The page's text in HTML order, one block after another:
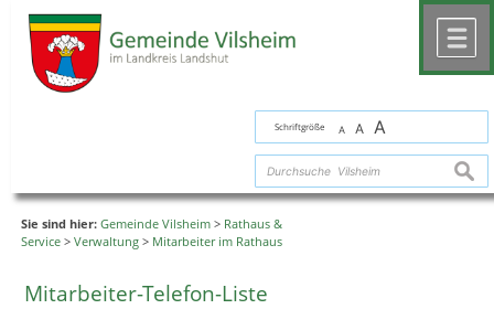
Schriftgröße A A A
Sie sind hier: Gemeinde Vilsheim > Rathaus &
Service > Verwaltung > Mitarbeiter im Rathaus
Mitarbeiter-Telefon-Liste